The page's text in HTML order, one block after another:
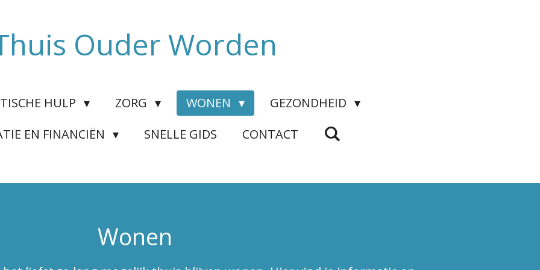
Ouder Worden
HULP ZORG WONEN
GEZONDHEID
EN FINANCIËN
SNELLE GIDS CONTACT
Wonen